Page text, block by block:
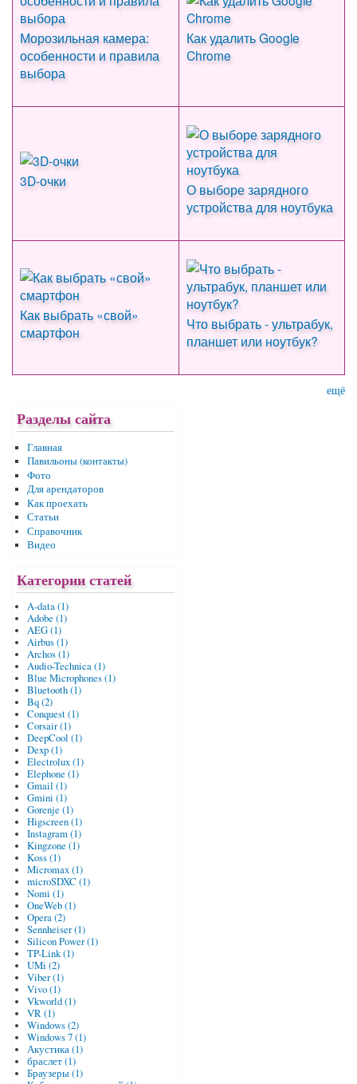
Морозильная камера:
особенности и правила
выбора
Как удалить Google
Chrome
3D-очки
О выборе зарядного
устройства для ноутбука
Как выбрать «свой»
смартфон
Что выбрать - ультрабук,
планшет или ноутбук?
ещё
Разделы сайта
Главная
Павильоны (контакты)
Фото
Для арендаторов
Как проехать
Статьи
Справочник
Видео
Категории статей
A-data (1)
Adobe (1)
AEG (1)
Airbus (1)
Archos (1)
Audio-Technica (1)
Blue Microphones (1)
Bluetooth (1)
Bq (2)
Conquest (1)
Corsair (1)
DeepCool (1)
Dexp (1)
Electrolux (1)
Elephone (1)
Gmail (1)
Gmini (1)
Gorenje (1)
Higscreen (1)
Instagram (1)
Kingzone (1)
Koss (1)
Micromax (1)
microSDXC (1)
Nomi (1)
OneWeb (1)
Opera (2)
Sennheiser (1)
Silicon Power (1)
TP-Link (1)
UMi (2)
Viber (1)
Vivo (1)
Vkworld (1)
VR (1)
Windows (2)
Windows 7 (1)
Акустика (1)
браслет (1)
Браузеры (1)